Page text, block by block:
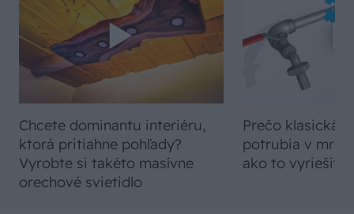
Chcete dominantu interiéru,
ktorá pritiahne pohľady?
Vyrobte si takéto masívne
orechové svietidlo
Prečo klasická
potrubia v
ako to vyriešiť